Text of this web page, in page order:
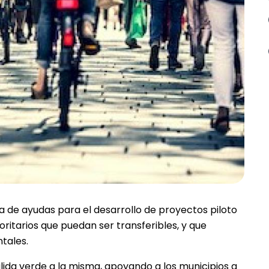
ayudas para el desarrollo de proyectos piloto
que puedan ser transferibles, y que